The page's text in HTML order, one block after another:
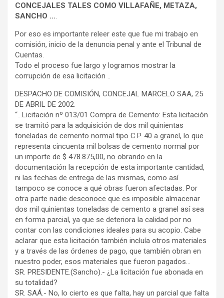
CONCEJALES TALES COMO VILLAFAÑE, METAZA,
SANCHO ….
Por eso es importante releer este que fue mi trabajo en
comisión, inicio de la denuncia penal y ante el Tribunal de
Cuentas.
Todo el proceso fue largo y logramos mostrar la
corrupción de esa licitación ..
DESPACHO DE COMISIÓN, CONCEJAL MARCELO SAA, 25
DE ABRIL DE 2002.
“…Licitación nº 013/01 Compra de Cemento: Esta licitación
se tramitó para la adquisición de dos mil quinientas
toneladas de cemento normal tipo C.P. 40 a granel, lo que
representa cincuenta mil bolsas de cemento normal por
un importe de $ 478.875,00, no obrando en la
documentación la recepción de esta importante cantidad,
ni las fechas de entrega de las mismas, como así
tampoco se conoce a qué obras fueron afectadas. Por
otra parte nadie desconoce que es imposible almacenar
dos mil quinientas toneladas de cemento a granel así sea
en forma parcial, ya que se deteriora la calidad por no
contar con las condiciones ideales para su acopio. Cabe
aclarar que esta licitación también incluía otros materiales
y a través de las órdenes de pago, que también obran en
nuestro poder, esos materiales que fueron pagados…
SR. PRESIDENTE.(Sancho).- ¿La licitación fue abonada en
su totalidad?
SR. SAÁ.- No, lo cierto es que falta, hay un parcial que falta